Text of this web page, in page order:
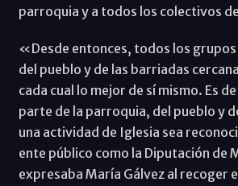
parroquia y a todos los colectivos
«Desde entonces, todos los
del pueblo y de las barriadas
cada cual lo mejor de sí mismo. Es
parte de la parroquia, del pueblo y
una actividad de Iglesia sea
ente público como la Diputación de
expresaba María Gálvez al recoger